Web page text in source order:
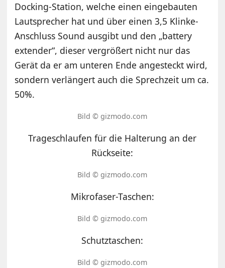
Docking-Station, welche einen eingebauten
Lautsprecher hat und über einen 3,5 Klinke-
Anschluss Sound ausgibt und den „battery
extender“, dieser vergrößert nicht nur das
Gerät da er am unteren Ende angesteckt wird,
sondern verlängert auch die Sprechzeit um ca.
50%.
Bild © gizmodo.com
Trageschlaufen für die Halterung an der
Rückseite:
Bild © gizmodo.com
Mikrofaser-Taschen:
Bild © gizmodo.com
Schutztaschen:
Bild © gizmodo.com